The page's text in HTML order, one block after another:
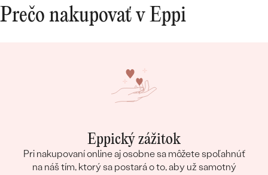
Prečo nakupovať v Eppi
Eppický zážitok
Pri nakupovaní online aj osobne sa môžete spoľahnúť
na náš tím, ktorý sa postará o to, aby už samotný